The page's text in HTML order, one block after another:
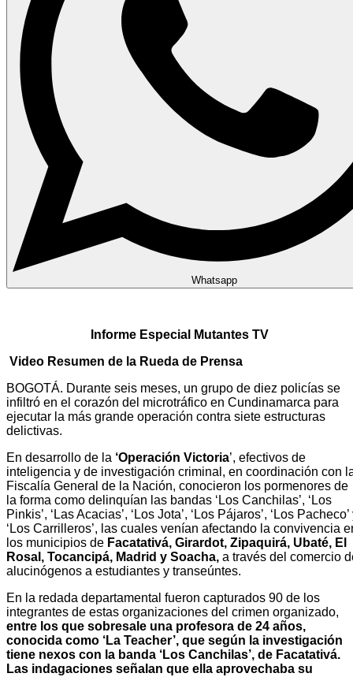
Whatsapp
Informe Especial Mutantes TV
Video Resumen de la Rueda de Prensa
BOGOTÁ. Durante seis meses, un grupo de diez policías se
infiltró en el corazón del microtráfico en Cundinamarca para
ejecutar la más grande operación contra siete estructuras
delictivas.
En desarrollo de la ‘Operación Victoria’, efectivos de
inteligencia y de investigación criminal, en coordinación con
Fiscalía General de la Nación, conocieron los pormenores de
la forma como delinquían las bandas ‘Los Canchilas’, ‘Los
Pinkis’, ‘Las Acacias’, ‘Los Jota’, ‘Los Pájaros’, ‘Los Pacheco’
‘Los Carrilleros’, las cuales venían afectando la convivencia
los municipios de Facatativá, Girardot, Zipaquirá, Ubaté, El
Rosal, Tocancipá, Madrid y Soacha, a través del comercio
alucinógenos a estudiantes y transeúntes.
En la redada departamental fueron capturados 90 de los
integrantes de estas organizaciones del crimen organizado,
entre los que sobresale una profesora de 24 años,
conocida como ‘La Teacher’, que según la investigación
tiene nexos con la banda ‘Los Canchilas’, de Facatativá.
Las indagaciones señalan que ella aprovechaba su